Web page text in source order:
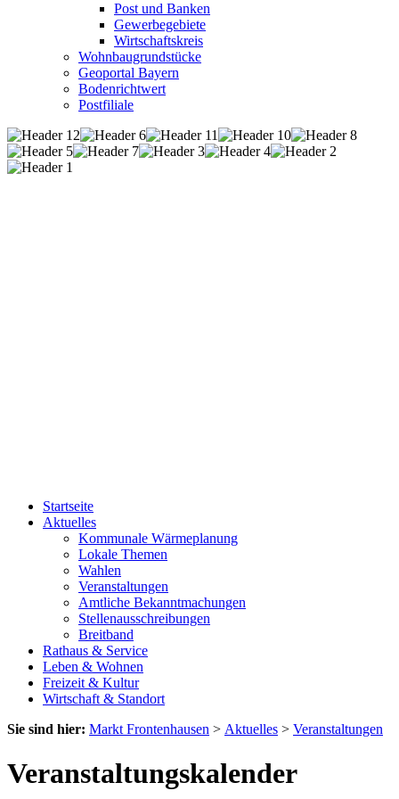
Post und Banken
Gewerbegebiete
Wirtschaftskreis
Wohnbaugrundstücke
Geoportal Bayern
Bodenrichtwert
Postfiliale
Startseite
Aktuelles
Kommunale Wärmeplanung
Lokale Themen
Wahlen
Veranstaltungen
Amtliche Bekanntmachungen
Stellenausschreibungen
Breitband
Rathaus & Service
Leben & Wohnen
Freizeit & Kultur
Wirtschaft & Standort
Sie sind hier: Markt Frontenhausen > Aktuelles > Veranstaltungen
Veranstaltungskalender